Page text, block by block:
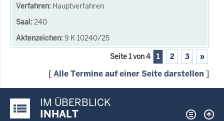
Hauptverfahren
240
9 K 10240/25
Seite 1 von 4 1 2 3 »
[Alle Termine auf einer Seite darstellen ]
Justiz-Portal im Überblick:
IM ÜBERBLICK
INHALT